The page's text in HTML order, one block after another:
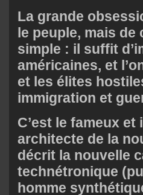
La grande
le peuple, mais
simple : il suffit
américaines, et
et les élites
immigration et
C’est le fameux
architecte de la
décrit la nouvelle
technétronique
homme